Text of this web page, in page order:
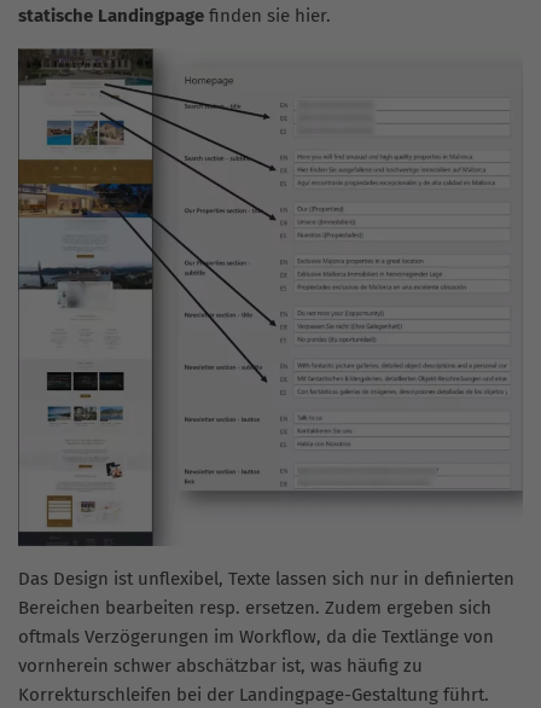
statische Landingpage finden sie hier.
Das Design ist unflexibel, Texte lassen sich nur in definierten
Bereichen bearbeiten resp. ersetzen. Zudem ergeben sich
oftmals Verzögerungen im Workflow, da die Textlänge von
vornherein schwer abschätzbar ist, was häufig zu
Korrekturschleifen bei der Landingpage-Gestaltung führt.